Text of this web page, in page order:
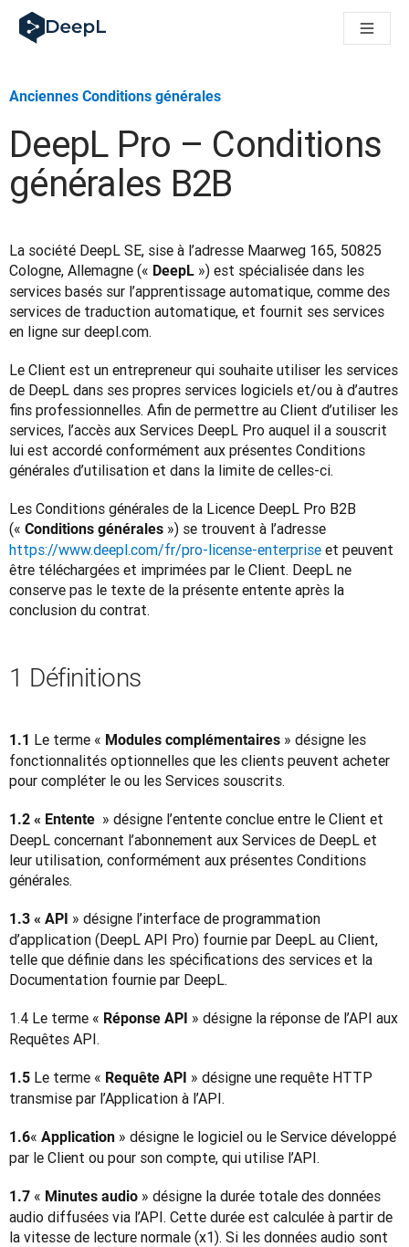
DeepL pour agents IA
Translation Flow de DeepL : des nouveaux processus
Découvrez Translation Flow : la localisation qui automatise
Évaluation qualité traduction chez DeepL
De la traduction de texte à la traduction vocale en temps réel
Building an instantly accessible voice demo with DeepL
Anciennes Conditions générales
DeepL Pro – Conditions
générales B2B
La société DeepL SE, sise à l’adresse Maarweg 165, 50825
Cologne, Allemagne (« DeepL ») est spécialisée dans les
services basés sur l’apprentissage automatique, comme des
services de traduction automatique, et fournit ses services
en ligne sur deepl.com.
Le Client est un entrepreneur qui souhaite utiliser les services
de DeepL dans ses propres services logiciels et/ou à d’autres
fins professionnelles. Afin de permettre au Client d’utiliser les
services, l’accès aux Services DeepL Pro auquel il a souscrit
lui est accordé conformément aux présentes Conditions
générales d’utilisation et dans la limite de celles-ci.
Les Conditions générales de la Licence DeepL Pro B2B
(« Conditions générales
https://www.deepl.com/fr/pro-license-enterprise et peuvent
être téléchargées et imprimées par le Client. DeepL ne
conserve pas le texte de la présente entente après la
conclusion du contrat.
1 Définitions
1.1 Le terme « Modules complémentaires » désigne les
fonctionnalités optionnelles que les clients peuvent acheter
pour compléter le ou les Services souscrits.
1.2 « Entente » désigne l’entente conclue entre le Client et
DeepL concernant l’abonnement aux Services de DeepL et
leur utilisation, conformément aux présentes Conditions
générales.
1.3 « API » désigne l’interface de programmation
d’application (DeepL API Pro) fournie par DeepL au Client,
telle que définie dans les spécifications des services et la
Documentation fournie par DeepL.
1.4 Le terme « Réponse API » désigne la réponse de l’API aux
Requêtes API.
1.5 Le terme « Requête API » désigne une requête HTTP
transmise par l’Application à l’API.
1.6« Application » désigne le logiciel ou le Service développé
par le Client ou pour son compte, qui utilise l’API.
1.7 « Minutes audio » désigne la durée totale des données
audio diffusées via l’API. Cette durée est calculée à partir de
la vitesse de lecture normale (x1). Si les données audio sont